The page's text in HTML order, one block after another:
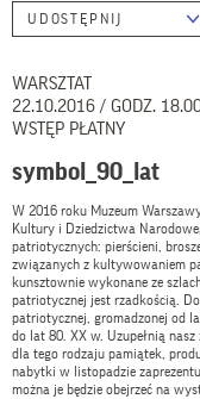
UDOSTĘPNIJ
WARSZTAT
22.10.2016 / GODZ.
WSTĘP PŁATNY
symbol_90_lat
W 2016 roku Muzeum
Kultury i Dziedzictwa
patriotycznych: pierścieni,
związanych z kultywowaniem
kunsztownie wykonane ze
patriotycznej jest rzadkością.
patriotycznej, gromadzonej od
do lat 80. XX w. Uzupełnią
dla tego rodzaju pamiątek,
nabytki w listopadzie
można je będzie obejrzeć na